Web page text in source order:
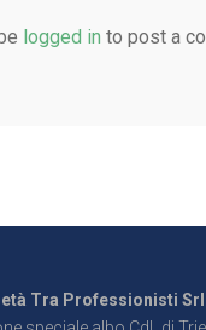
logged in to post a
Tra Professionisti Srl